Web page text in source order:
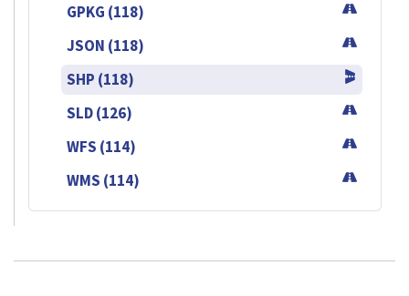
GPKG (118)
JSON (118)
SHP (118)
SLD (126)
WFS (114)
WMS (114)